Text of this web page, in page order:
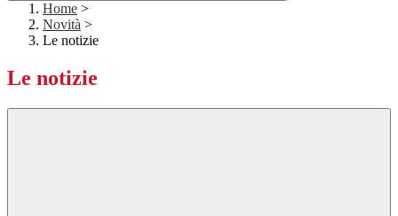
Home >
Novità >
Le notizie
Le notizie